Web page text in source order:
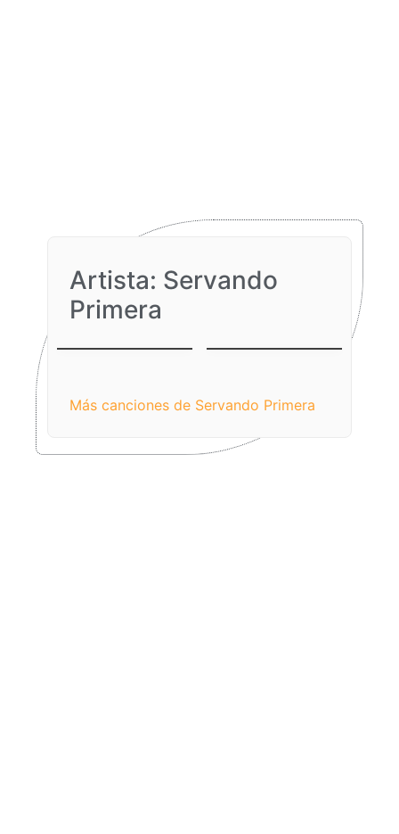
Artista: Servando
Primera
En El Sur Obviamente
Más canciones de Servando Primera